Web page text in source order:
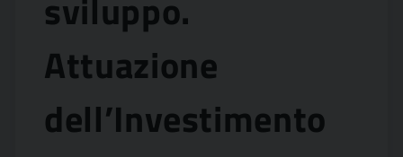
sviluppo.
Attuazione
dell’Investimento